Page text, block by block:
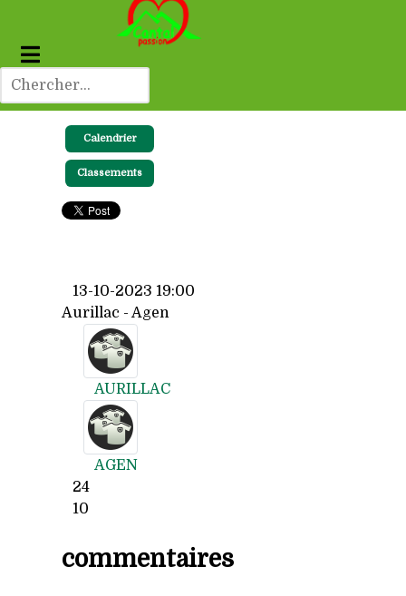
Calendrier
Classements
13-10-2023 19:00
Aurillac - Agen
AURILLAC
AGEN
24
10
commentaires